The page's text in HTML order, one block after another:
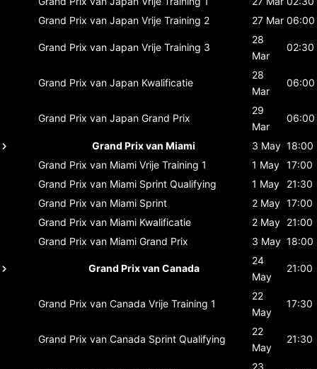
Grand Prix van Japan Vrije Training 2 27 Mar 06:00
Grand Prix van Japan Vrije Training 3
28
Mar
02:30
Grand Prix van Japan Kwalificatie
28
Mar
06:00
Grand Prix van Japan Grand Prix
29
Mar
06:00
Grand Prix van Miami 3 May 18:00
Grand Prix van Miami Vrije Training 1 1 May 17:00
Grand Prix van Miami Sprint Qualifying 1 May
21:30
Grand Prix van Miami Sprint 2 May 17:00
Grand Prix van Miami Kwalificatie 2 May 21:00
Grand Prix van Miami Grand Prix 3 May 18:00
Grand Prix van Canada
24
May
21:00
Grand Prix van Canada Vrije Training 1
22
May
17:30
Grand Prix van Canada Sprint Qualifying
22
May
21:30
23